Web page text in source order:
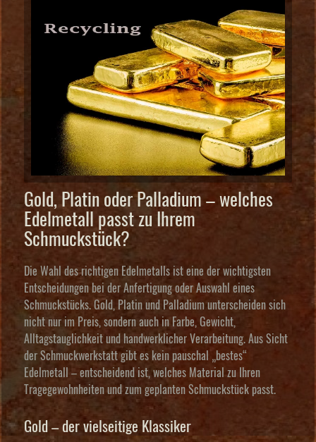
Gold, Platin oder Palladium – welches
Edelmetall passt zu Ihrem
Schmuckstück?
Die Wahl des richtigen Edelmetalls ist eine der wichtigsten
Entscheidungen bei der Anfertigung oder Auswahl eines
Schmuckstücks. Gold, Platin und Palladium unterscheiden sich
nicht nur im Preis, sondern auch in Farbe, Gewicht,
Alltagstauglichkeit und handwerklicher Verarbeitung. Aus Sicht
der Schmuckwerkstatt gibt es kein pauschal „bestes“
Edelmetall – entscheidend ist, welches Material zu Ihren
Tragegewohnheiten und zum geplanten Schmuckstück passt.
Gold – der vielseitige Klassiker